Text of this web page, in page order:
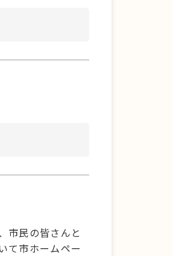
市民の皆さんと
て市ホームペー